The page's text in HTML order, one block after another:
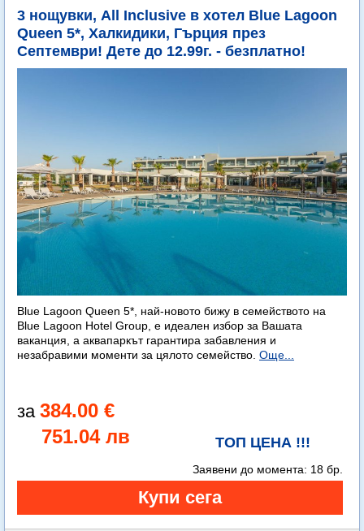
3 нощувки, All Inclusive в хотел Blue Lagoon
Queen 5*, Халкидики, Гърция през
Септември! Дете до 12.99г. - безплатно!
Blue Lagoon Queen 5*, най-новото бижу в семейството на
Blue Lagoon Hotel Group, е идеален избор за Вашата
ваканция, а аквапаркът гарантира забавления и
незабравими моменти за цялото семейство. Още...
384.00 €
751.04 лв
ТОП ЦЕНА !!!
Заявени до момента: 18 бр.